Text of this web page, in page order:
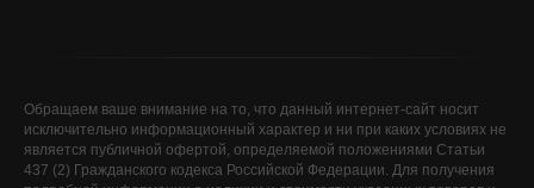
Обращаем ваше внимание на то, что данный интернет-сайт носит
исключительно информационный характер и ни при каких условиях не
является публичной офертой, определяемой положениями Статьи
437 (2) Гражданского кодекса Российской Федерации. Для получения